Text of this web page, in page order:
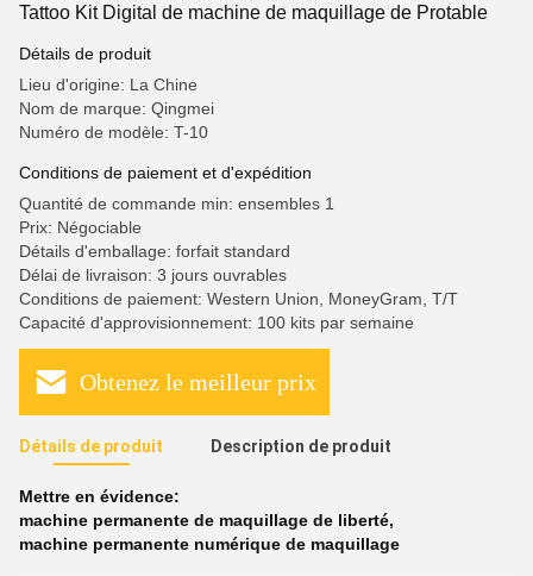
Tattoo Kit Digital de machine de maquillage de Protable
Détails de produit
Lieu d'origine: La Chine
Nom de marque: Qingmei
Numéro de modèle: T-10
Conditions de paiement et d'expédition
Quantité de commande min: ensembles 1
Prix: Négociable
Détails d'emballage: forfait standard
Délai de livraison: 3 jours ouvrables
Conditions de paiement: Western Union, MoneyGram, T/T
Capacité d'approvisionnement: 100 kits par semaine
Obtenez le meilleur prix
Détails de produit Description de produit
Mettre en évidence:
machine permanente de maquillage de liberté,
machine permanente numérique de maquillage